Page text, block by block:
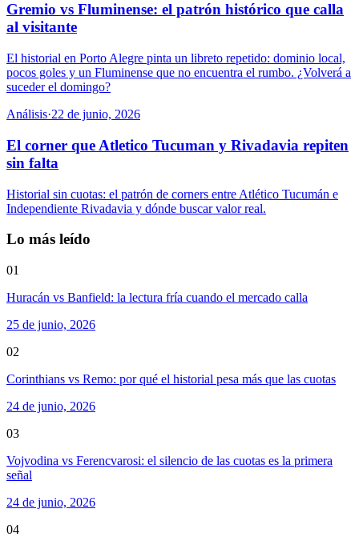
Gremio vs Fluminense: el patrón histórico que calla
al visitante
El historial en Porto Alegre pinta un libreto repetido: dominio local,
pocos goles y un Fluminense que no encuentra el rumbo. ¿Volverá a
suceder el domingo?
Análisis·22 de junio, 2026
El corner que Atletico Tucuman y Rivadavia repiten
sin falta
Historial sin cuotas: el patrón de corners entre Atlético Tucumán e
Independiente Rivadavia y dónde buscar valor real.
Lo más leído
01
Huracán vs Banfield: la lectura fría cuando el mercado calla
25 de junio, 2026
02
Corinthians vs Remo: por qué el historial pesa más que las cuotas
24 de junio, 2026
03
Vojvodina vs Ferencvarosi: el silencio de las cuotas es la primera
señal
24 de junio, 2026
04